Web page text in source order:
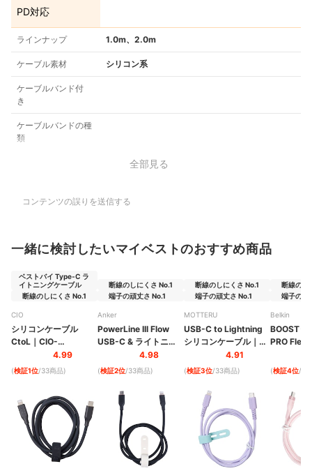
PD対応
ラインナップ 1.0m、2.0m
ケーブル素材 シリコン系
ケーブルバンド付
き
ケーブルバンドの種
類
全部見る
コンテンツの誤りを送信する
一緒に検討したいマイベストのおすすめ商品
ベストバイ Type-C ラ
イトニングケーブル
断線のしにくさ No.1
CIO
シリコンケーブル
CtoL ｜ CIO-
SL30000-CL
4.99
(検証1位/33商品)
断線のしにくさ No.1
端子の頑丈さ No.1
Anker
PowerLine III Flow
USB-C & ライトニン
グ ケーブル4.98
(検証2位/33商品)
断線のしにくさ No.1
端子の頑丈さ No.1
MOTTERU
USB-C to Lightning
シリコンケーブル｜
MOT-SCBCLG100
4.91
(検証3位/33商品)
断線のし
端子の頑
Belkin
PRO Flex
(検証4位/33